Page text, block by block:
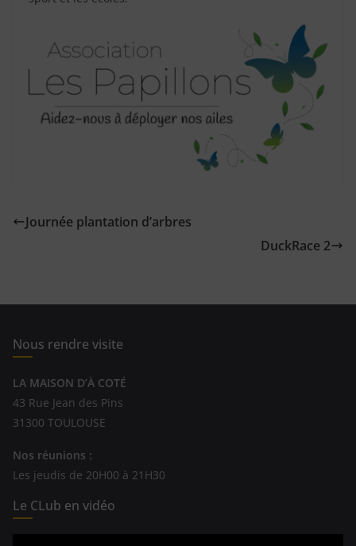
Journée plantation d’arbres
DuckRace 2
Nous rendre visite
LA MAISON D’À COTÉ
43 Rue Jean des Pins
31300 TOULOUSE
Nos réunions :
Les jeudis de 20H00 à 21H30
Le CLub en vidéo